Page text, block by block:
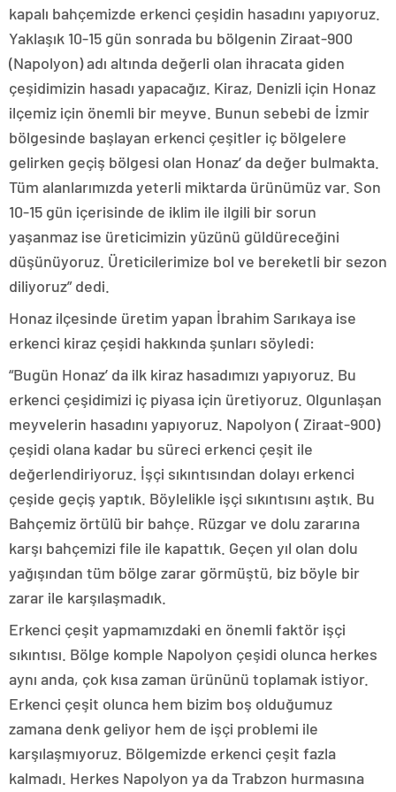
kapalı bahçemizde erkenci çeşidin hasadını yapıyoruz.
Yaklaşık 10-15 gün sonrada bu bölgenin Ziraat-900
(Napolyon) adı altında değerli olan ihracata giden
çeşidimizin hasadı yapacağız. Kiraz, Denizli için Honaz
ilçemiz için önemli bir meyve. Bunun sebebi de İzmir
bölgesinde başlayan erkenci çeşitler iç bölgelere
gelirken geçiş bölgesi olan Honaz’ da değer bulmakta.
Tüm alanlarımızda yeterli miktarda ürünümüz var. Son
10-15 gün içerisinde de iklim ile ilgili bir sorun
yaşanmaz ise üreticimizin yüzünü güldüreceğini
düşünüyoruz. Üreticilerimize bol ve bereketli bir sezon
diliyoruz” dedi.
Honaz ilçesinde üretim yapan İbrahim Sarıkaya ise
erkenci kiraz çeşidi hakkında şunları söyledi:
“Bugün Honaz’ da ilk kiraz hasadımızı yapıyoruz. Bu
erkenci çeşidimizi iç piyasa için üretiyoruz. Olgunlaşan
meyvelerin hasadını yapıyoruz. Napolyon ( Ziraat-900)
çeşidi olana kadar bu süreci erkenci çeşit ile
değerlendiriyoruz. İşçi sıkıntısından dolayı erkenci
çeşide geçiş yaptık. Böylelikle işçi sıkıntısını aştık. Bu
Bahçemiz örtülü bir bahçe. Rüzgar ve dolu zararına
karşı bahçemizi file ile kapattık. Geçen yıl olan dolu
yağışından tüm bölge zarar görmüştü, biz böyle bir
zarar ile karşılaşmadık.
Erkenci çeşit yapmamızdaki en önemli faktör işçi
sıkıntısı. Bölge komple Napolyon çeşidi olunca herkes
aynı anda, çok kısa zaman ürününü toplamak istiyor.
Erkenci çeşit olunca hem bizim boş olduğumuz
zamana denk geliyor hem de işçi problemi ile
karşılaşmıyoruz. Bölgemizde erkenci çeşit fazla
kalmadı. Herkes Napolyon ya da Trabzon hurmasına